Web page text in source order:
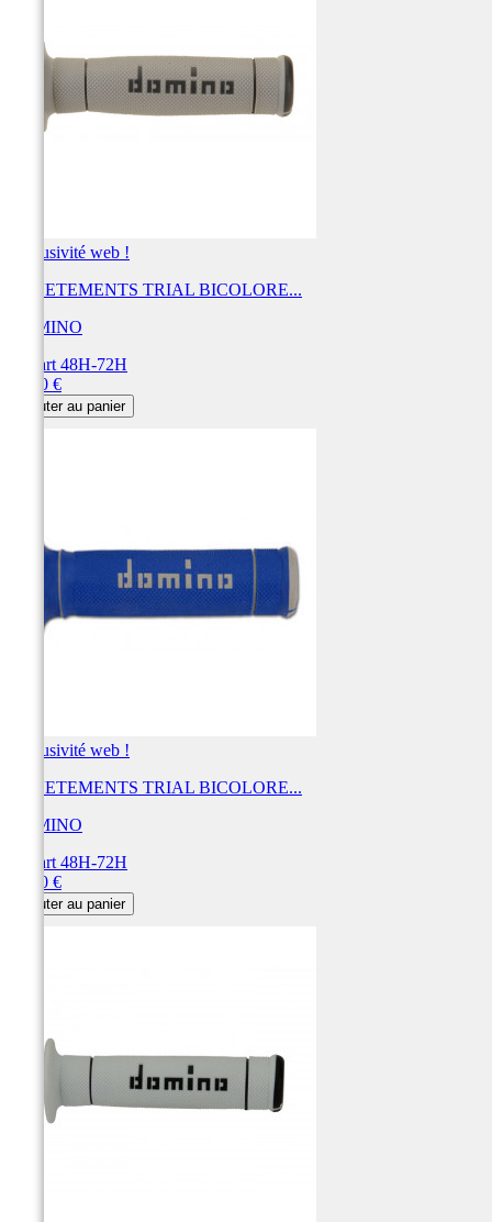
Exclusivité web !
REVETEMENTS TRIAL BICOLORE...
DOMINO
Départ 48H-72H
20,40 €
Ajouter au panier
Exclusivité web !
REVETEMENTS TRIAL BICOLORE...
DOMINO
Départ 48H-72H
20,40 €
Ajouter au panier